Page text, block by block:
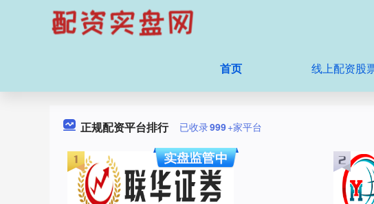
首页 线上配资股
正规配资平台排行 已收录999+家平台